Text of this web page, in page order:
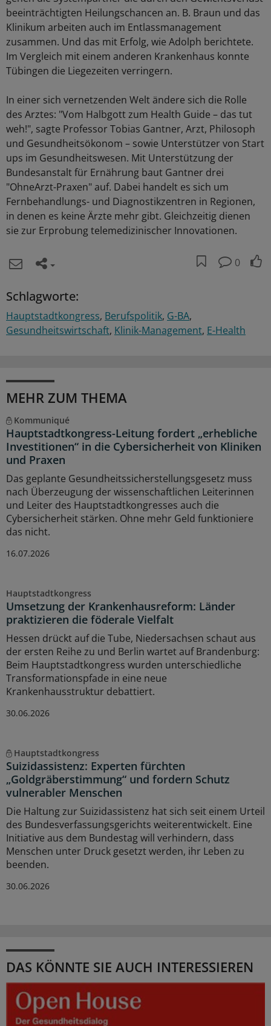
beeinträchtigten Heilungschancen an. B. Braun und das
Klinikum arbeiten auch im Entlassmanagement
zusammen. Und das mit Erfolg, wie Adolph berichtete.
Im Vergleich mit einem anderen Krankenhaus konnte
Tübingen die Liegezeiten verringern.
In einer sich vernetzenden Welt ändere sich die Rolle
des Arztes: "Vom Halbgott zum Health Guide – das tut
weh!", sagte Professor Tobias Gantner, Arzt, Philosoph
und Gesundheitsökonom – sowie Unterstützer von Start
ups im Gesundheitswesen. Mit Unterstützung der
Bundesanstalt für Ernährung baut Gantner drei
"OhneArzt-Praxen" auf. Dabei handelt es sich um
Fernbehandlungs- und Diagnostikzentren in Regionen,
in denen es keine Ärzte mehr gibt. Gleichzeitig dienen
sie zur Erprobung telemedizinischer Innovationen.
0
Schlagworte:
Hauptstadtkongress Berufspolitik G-BA
Gesundheitswirtschaft Klinik-Management E-Health
MEHR ZUM THEMA
Kommuniqué
Hauptstadtkongress-Leitung fordert „erhebliche
Investitionen“ in die Cybersicherheit von Kliniken
und Praxen
Das geplante Gesundheitssicherstellungsgesetz muss
nach Überzeugung der wissenschaftlichen Leiterinnen
und Leiter des Hauptstadtkongresses auch die
Cybersicherheit stärken. Ohne mehr Geld funktioniere
das nicht.
16.07.2026
Hauptstadtkongress
Umsetzung der Krankenhausreform: Länder
praktizieren die föderale Vielfalt
Hessen drückt auf die Tube, Niedersachsen schaut aus
der ersten Reihe zu und Berlin wartet auf Brandenburg:
Beim Hauptstadtkongress wurden unterschiedliche
Transformationspfade in eine neue
Krankenhausstruktur debattiert.
30.06.2026
Hauptstadtkongress
Suizidassistenz: Experten fürchten
„Goldgräberstimmung“ und fordern Schutz
vulnerabler Menschen
Die Haltung zur Suizidassistenz hat sich seit einem Urteil
des Bundesverfassungsgerichts weiterentwickelt. Eine
Initiative aus dem Bundestag will verhindern, dass
Menschen unter Druck gesetzt werden, ihr Leben zu
beenden.
30.06.2026
DAS KÖNNTE SIE AUCH INTERESSIEREN